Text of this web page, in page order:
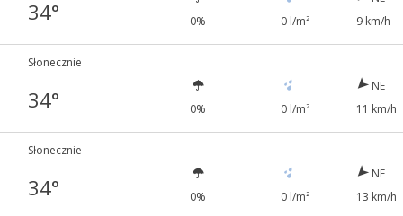
34° 0% 0 l/m²
9 km/h
Słonecznie
34° 0% 0 l/m²
NE
11 km/h
Słonecznie
34° 0% 0 l/m²
NE
13 km/h